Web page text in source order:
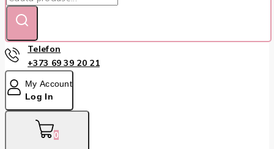
Telefon
+373 69 39 20 21
My Account
Log In
0